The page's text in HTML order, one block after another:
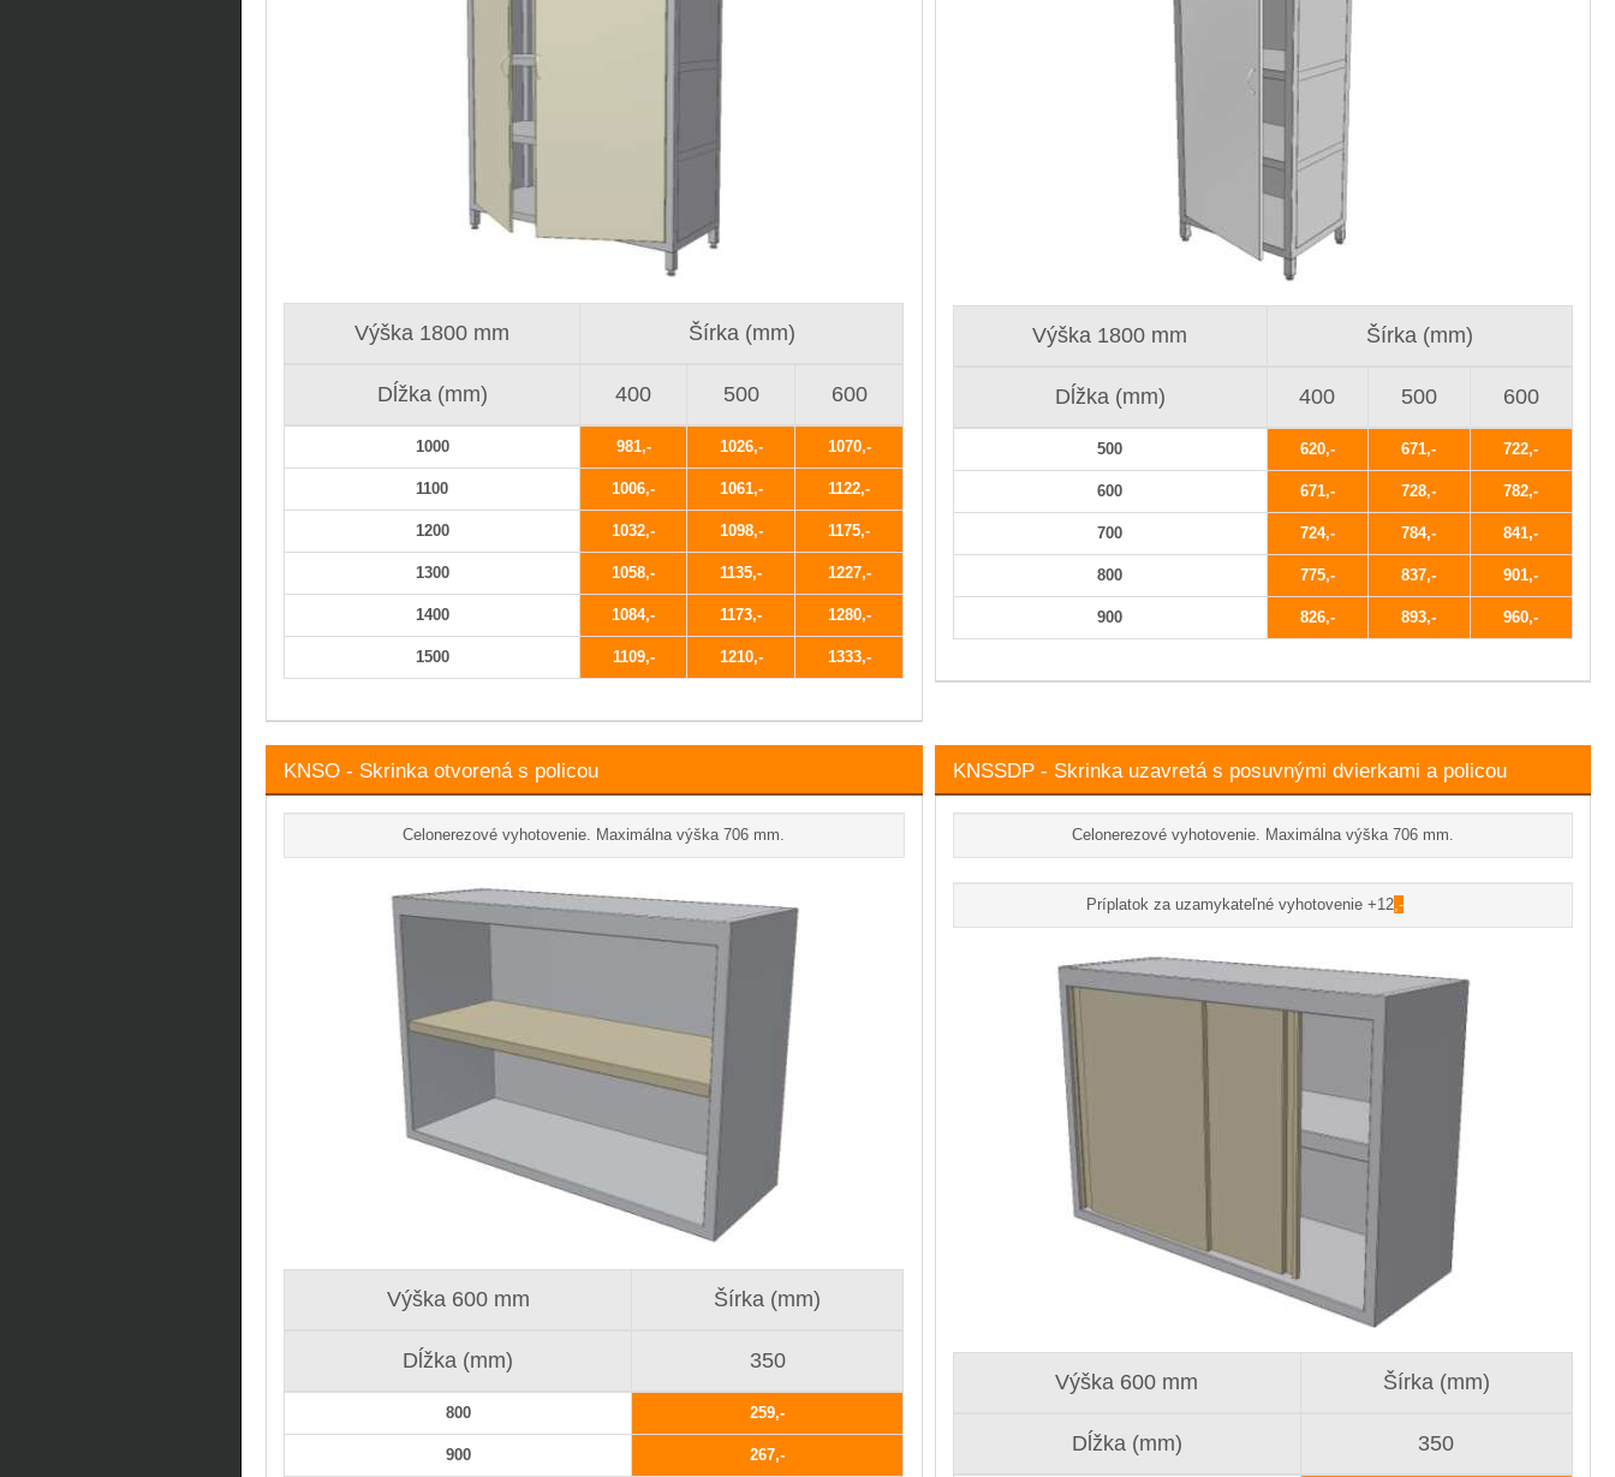
Výška 1800 mm Šírka (mm)
Dĺžka (mm) 400 500 600
1000 981 1026 1070
1100 1006 1061 1122
1200 1032 1098 1175
1300 1058 1135 1227
1400 1084 1173 1280
1500 1109 1210 1333
Výška 1800 mm Šírka (mm)
Dĺžka (mm) 400 500 600
500 620 671 722
600 671 728 782
700 724 784 841
800 775 837 901
900 826 893 960
KNSO - Skrinka otvorená s policou
Celonerezové vyhotovenie. Maximálna výška 706 mm.
Výška 600 mm Šírka (mm)
Dĺžka (mm) 350
800 259
900 267
KNSSDP - Skrinka uzavretá s posuvnými dvierkami a policou
Celonerezové vyhotovenie. Maximálna výška 706 mm.
Príplatok za uzamykateľné vyhotovenie +12
Výška 600 mm Šírka (mm)
Dĺžka (mm) 350